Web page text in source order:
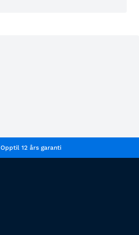
Opptil 12 års garanti